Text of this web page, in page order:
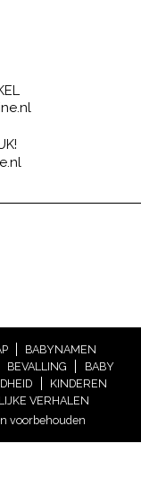
BABYNAMEN
BEVALLING
BABY
KINDEREN
VERHALEN
voorbehouden